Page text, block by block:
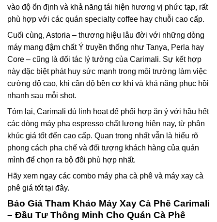
vào độ ổn định và khả năng tái hiện hương vị phức tạp, rất
phù hợp với các quán specialty coffee hay chuỗi cao cấp.
Cuối cùng, Astoria – thương hiệu lâu đời với những dòng
máy mang đậm chất Ý truyền thống như Tanya, Perla hay
Core – cũng là đối tác lý tưởng của Carimali. Sự kết hợp
này đặc biệt phát huy sức mạnh trong môi trường làm việc
cường độ cao, khi cần độ bền cơ khí và khả năng phục hồi
nhanh sau mỗi shot.
Tóm lại, Carimali đủ linh hoạt để phối hợp ăn ý với hầu hết
các dòng máy pha espresso chất lượng hiện nay, từ phân
khúc giá tốt đến cao cấp. Quan trọng nhất vẫn là hiểu rõ
phong cách pha chế và đối tượng khách hàng của quán
mình để chọn ra bộ đôi phù hợp nhất.
Hãy xem ngay các combo máy pha cà phê và máy xay cà
phê giá tốt tại đây.
Báo Giá Tham Khảo Máy Xay Cà Phê Carimali
– Đầu Tư Thông Minh Cho Quán Cà Phê